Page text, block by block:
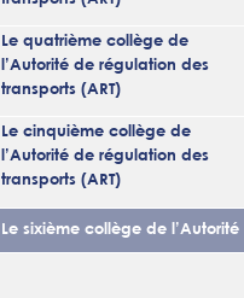
Le quatrième collège de
l’Autorité de régulation des
transports (ART)
Le cinquième collège de
l’Autorité de régulation des
transports (ART)
Le sixième collège de l’Autorité